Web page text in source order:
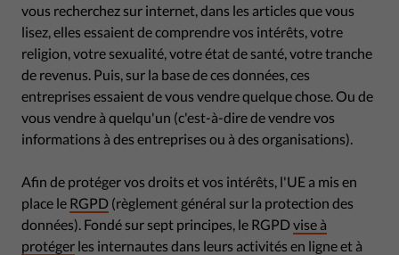
vous recherchez sur internet, dans les articles que vous
lisez, elles essaient de comprendre vos intérêts, votre
religion, votre sexualité, votre état de santé, votre tranche
de revenus. Puis, sur la base de ces données, ces
entreprises essaient de vous vendre quelque chose. Ou de
vous vendre à quelqu'un (c'est-à-dire de vendre vos
informations à des entreprises ou à des organisations).
Afin de protéger vos droits et vos intérêts, l'UE a mis en
place le RGPD (règlement général sur la protection des
données). Fondé sur sept principes, le RGPDvise à
protéger les internautes dans leurs activités en ligne et à